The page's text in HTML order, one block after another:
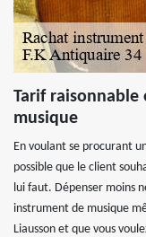
Tarif raisonnable
musique
En voulant se procurant
possible que le client
lui faut. Dépenser moins
instrument de musique
Liausson et que vous